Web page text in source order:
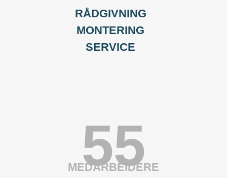
RÅDGIVNING
MONTERING
SERVICE
55
MEDARBEIDERE